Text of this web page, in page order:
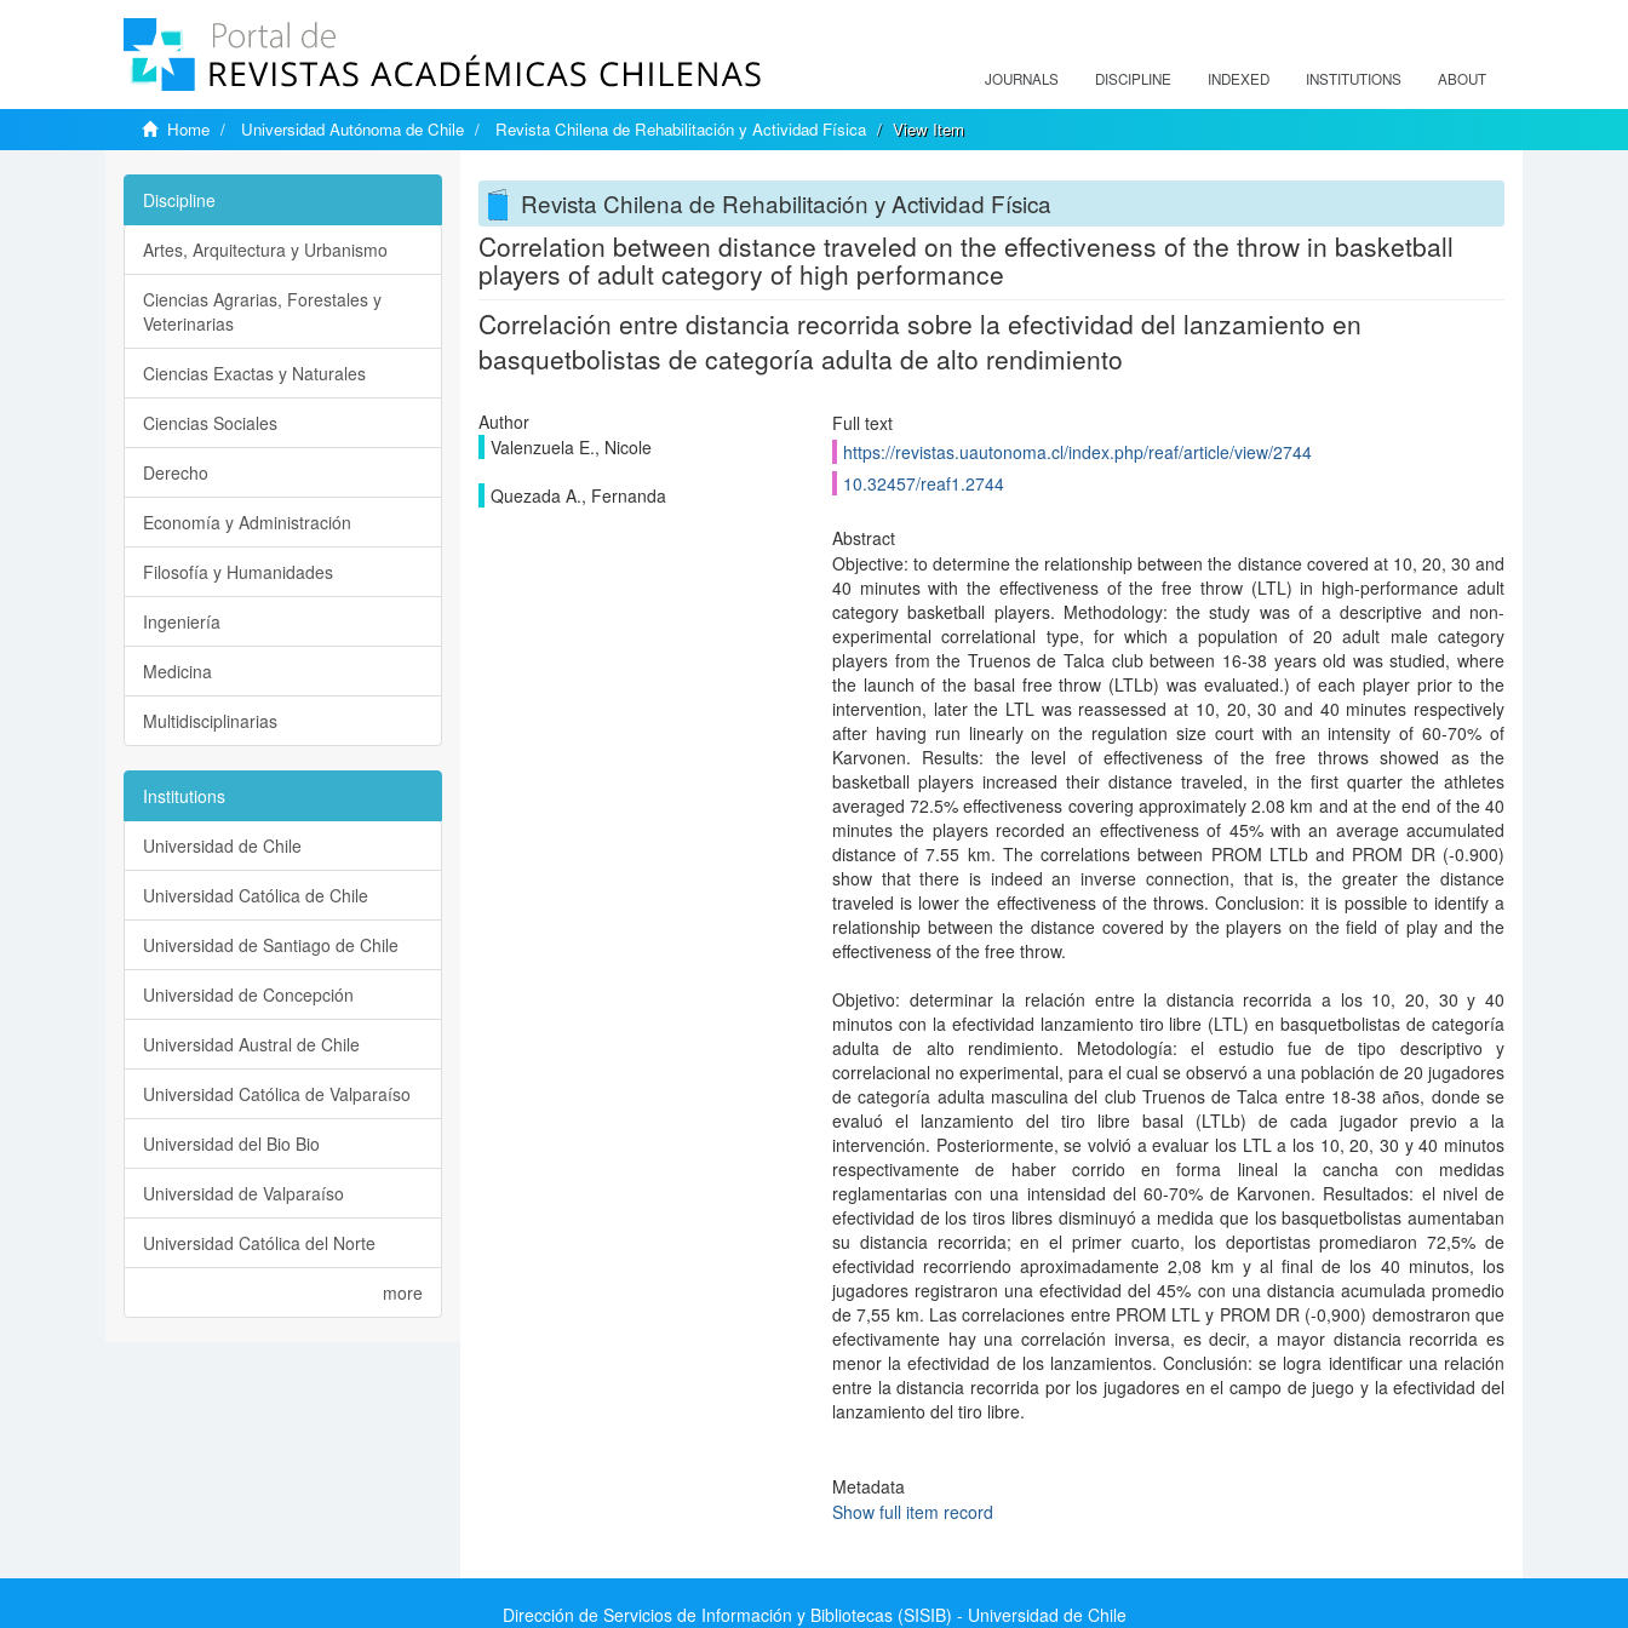
JOURNALS DISCIPLINE INDEXED INSTITUTIONS ABOUT
Home Universidad Autónoma de Chile Revista Chilena de Rehabilitación y Actividad Física View Item
Revista Chilena de Rehabilitación y Actividad Física
Correlation between distance traveled on the effectiveness of the throw in basketball
players of adult category of high performance
Correlación entre distancia recorrida sobre la efectividad del lanzamiento en
basquetbolistas de categoría adulta de alto rendimiento
Author
Valenzuela E., Nicole
Quezada A., Fernanda
Full text
https://revistas.uautonoma.cl/index.php/reaf/article/view/2744
10.32457/reaf1.2744
Abstract
Objective: to determine the relationship between the distance covered at 10, 20, 30 and
40 minutes with the effectiveness of the free throw (LTL) in high-performance adult
category basketball players. Methodology: the study was of a descriptive and non-
experimental correlational type, for which a population of 20 adult male category
players from the Truenos de Talca club between 16-38 years old was studied, where
the launch of the basal free throw (LTLb) was evaluated.) of each player prior to the
intervention, later the LTL was reassessed at 10, 20, 30 and 40 minutes respectively
after having run linearly on the regulation size court with an intensity of 60-70% of
Karvonen. Results: the level of effectiveness of the free throws showed as the
basketball players increased their distance traveled, in the first quarter the athletes
averaged 72.5% effectiveness covering approximately 2.08 km and at the end of the 40
minutes the players recorded an effectiveness of 45% with an average accumulated
distance of 7.55 km. The correlations between PROM LTLb and PROM DR (-0.900)
show that there is indeed an inverse connection, that is, the greater the distance
traveled is lower the effectiveness of the throws. Conclusion: it is possible to identify a
relationship between the distance covered by the players on the field of play and the
effectiveness of the free throw.
Objetivo: determinar la relación entre la distancia recorrida a los 10, 20, 30 y 40
minutos con la efectividad lanzamiento tiro libre (LTL) en basquetbolistas de categoría
adulta de alto rendimiento. Metodología: el estudio fue de tipo descriptivo y
correlacional no experimental, para el cual se observó a una población de 20 jugadores
de categoría adulta masculina del club Truenos de Talca entre 18-38 años, donde se
evaluó el lanzamiento del tiro libre basal (LTLb) de cada jugador previo a la
intervención. Posteriormente, se volvió a evaluar los LTL a los 10, 20, 30 y 40 minutos
respectivamente de haber corrido en forma lineal la cancha con medidas
reglamentarias con una intensidad del 60-70% de Karvonen. Resultados: el nivel de
efectividad de los tiros libres disminuyó a medida que los basquetbolistas aumentaban
su distancia recorrida; en el primer cuarto, los deportistas promediaron 72,5% de
efectividad recorriendo aproximadamente 2,08 km y al final de los 40 minutos, los
jugadores registraron una efectividad del 45% con una distancia acumulada promedio
de 7,55 km. Las correlaciones entre PROM LTL y PROM DR (-0,900) demostraron que
efectivamente hay una correlación inversa, es decir, a mayor distancia recorrida es
menor la efectividad de los lanzamientos. Conclusión: se logra identificar una relación
entre la distancia recorrida por los jugadores en el campo de juego y la efectividad del
lanzamiento del tiro libre.
Metadata
Show full item record
Discipline
Artes, Arquitectura y Urbanismo
Ciencias Agrarias, Forestales y
Veterinarias
Ciencias Exactas y Naturales
Ciencias Sociales
Derecho
Economía y Administración
Filosofía y Humanidades
Ingeniería
Medicina
Multidisciplinarias
Institutions
Universidad de Chile
Universidad Católica de Chile
Universidad de Santiago de Chile
Universidad de Concepción
Universidad Austral de Chile
Universidad Católica de Valparaíso
Universidad del Bio Bio
Universidad de Valparaíso
Universidad Católica del Norte
more
Dirección de Servicios de Información y Bibliotecas (SISIB) - Universidad de Chile